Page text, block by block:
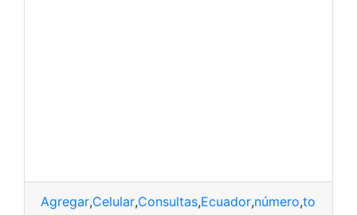
Agregar,Celular,Consultas,Ecuador,número,top2